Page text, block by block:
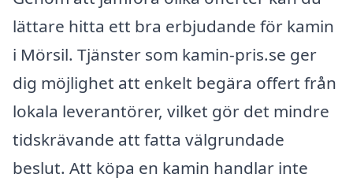
lättare hitta ett bra erbjudande för kamin
i Mörsil. Tjänster som kamin-pris.se ger
dig möjlighet att enkelt begära offert från
lokala leverantörer, vilket gör det mindre
tidskrävande att fatta välgrundade
beslut. Att köpa en kamin handlar inte